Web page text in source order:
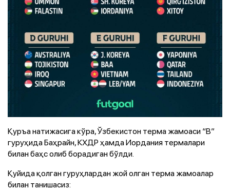
Қуръа натижасига кўра, Ўзбекистон терма жамоаси “В”
гуруҳида Баҳрайн, КХДР ҳамда Иордания термалари
билан баҳс олиб борадиган бўлди.
Қуйида қолган гуруҳлардан жой олган терма жамоалар
билан танишасиз: